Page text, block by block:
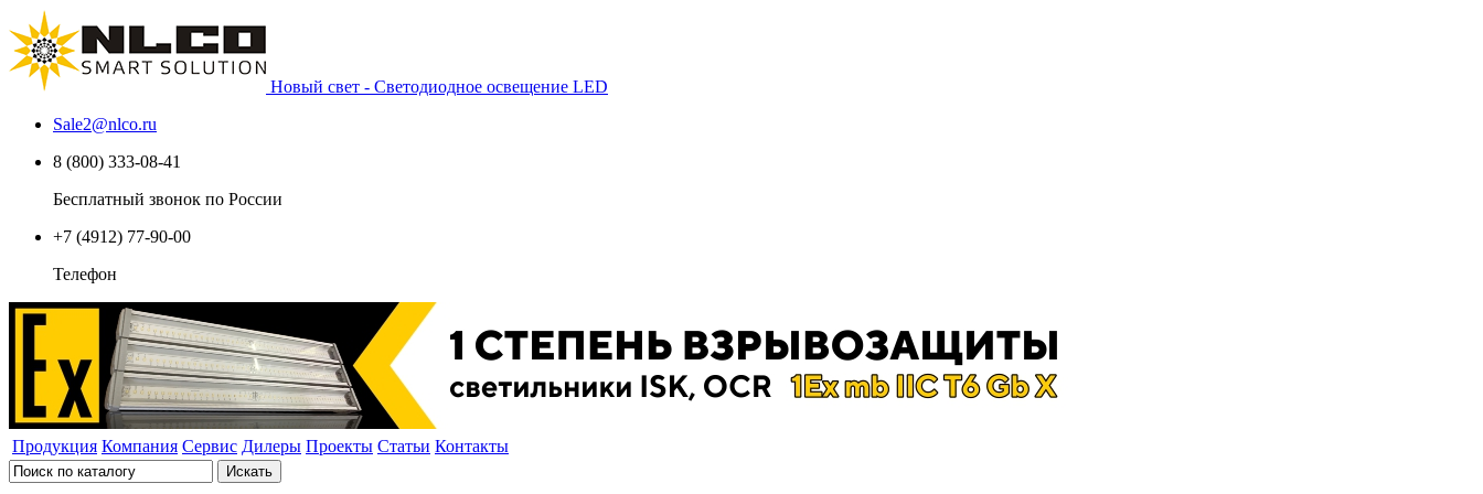
Новый свет - Светодиодное освещение LED
Sale2@nlco.ru
8 (800) 333-08-41
Бесплатный звонок по России
+7 (4912) 77-90-00
Телефон
Продукция Компания Сервис Дилеры Проекты Статьи Контакты